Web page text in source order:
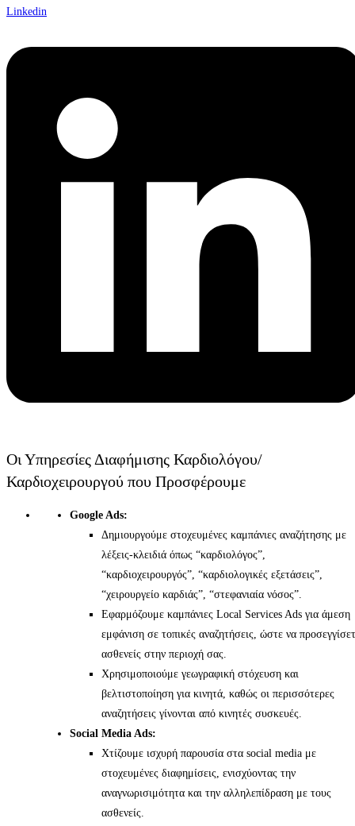
Linkedin
Οι Υπηρεσίες Διαφήμισης Καρδιολόγου/
Καρδιοχειρουργού που Προσφέρουμε
Google Ads:
Δημιουργούμε στοχευμένες καμπάνιες αναζήτησης με
λέξεις-κλειδιά όπως “καρδιολόγος”,
“καρδιοχειρουργός”, “καρδιολογικές εξετάσεις”,
“χειρουργείο καρδιάς”, “στεφανιαία νόσος”.
Εφαρμόζουμε καμπάνιες Local Services Ads για άμεση
εμφάνιση σε τοπικές αναζητήσεις, ώστε να
ασθενείς στην περιοχή σας.
Χρησιμοποιούμε γεωγραφική στόχευση και
βελτιστοποίηση για κινητά, καθώς οι περισσότερες
αναζητήσεις γίνονται από κινητές συσκευές.
Social Media Ads:
Χτίζουμε ισχυρή παρουσία στα social media με
στοχευμένες διαφημίσεις, ενισχύοντας την
αναγνωρισιμότητα και την αλληλεπίδραση με τους
ασθενείς.